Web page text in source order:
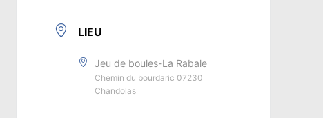
LIEU
Jeu de boules-La Rabale
Chemin du bourdaric 07230
Chandolas